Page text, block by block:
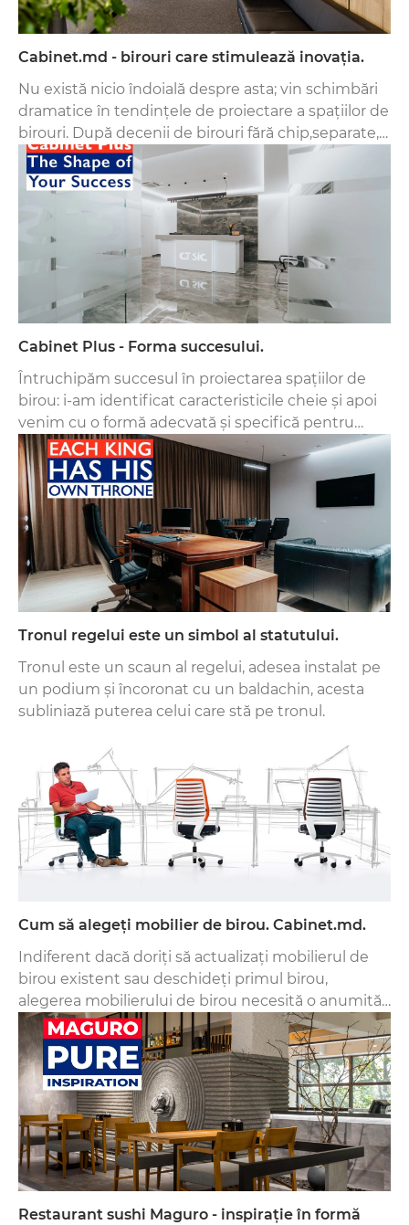
Cabinet.md - birouri care stimulează inovația.
Nu există nicio îndoială despre asta; vin schimbări
dramatice în tendințele de proiectare a spațiilor de
birouri. După decenii de birouri fără chip,separate,
multe companii cred acum că sunt necesare spații
primitoare și umanizate pentru a stimula inovația.
Cabinet Plus - Forma succesului.
Întruchipăm succesul în proiectarea spațiilor de
birou: i-am identificat caracteristicile cheie și apoi
venim cu o formă adecvată și specifică pentru
acestea. Rezultatul muncii noastre poate fi văzut
în portofoliul nostru.
Tronul regelui este un simbol al statutului.
Tronul este un scaun al regelui, adesea instalat pe
un podium și încoronat cu un baldachin, acesta
subliniază puterea celui care stă pe tronul.
Cum să alegeți mobilier de birou. Cabinet.md.
Indiferent dacă doriți să actualizați mobilierul de
birou existent sau deschideți primul birou,
alegerea mobilierului de birou necesită o anumită
prevedere.
Restaurant sushi Maguro - inspirație în formă